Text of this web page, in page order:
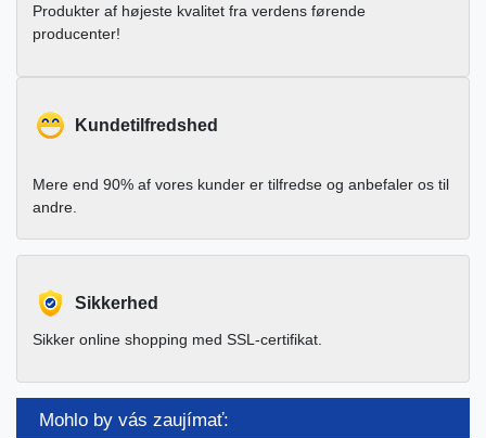
Produkter af højeste kvalitet fra verdens førende
producenter!
Kundetilfredshed
Mere end 90% af vores kunder er tilfredse og anbefaler os til
andre.
Sikkerhed
Sikker online shopping med SSL-certifikat.
Mohlo by vás zaujímať: